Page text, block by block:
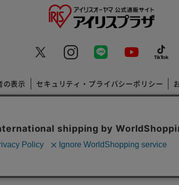
の表示 セキュリティ・プライバシーポリシー